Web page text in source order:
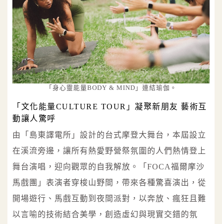
「身心靈能量BODY & MIND」連結瑜伽。
「文化能量CULTURE TOUR」凝聚新朋友 藝術互
動讓人驚呼
由「島東譯電所」設計的台式摩登大舞台，本屆設立
在溪流旁邊，讓所有熱愛野營祭氛圍的人們熱情登上
舞台演唱，迎向觀眾的自我解放。「FOCA福爾摩沙
馬戲團」表演者穿梭山野間，帶來各種驚喜演出，從
開場遊行、馬戲互動到夜間派對，以奔放、瘋狂且難
以言喻的技術結合美學，創造虛幻與現實交錯的氛